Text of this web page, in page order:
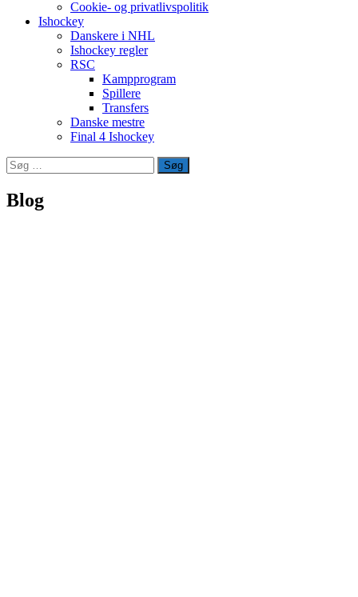
Cookie- og privatlivspolitik
Ishockey
Danskere i NHL
Ishockey regler
RSC
Kampprogram
Spillere
Transfers
Danske mestre
Final 4 Ishockey
Søg
efter:
Blog